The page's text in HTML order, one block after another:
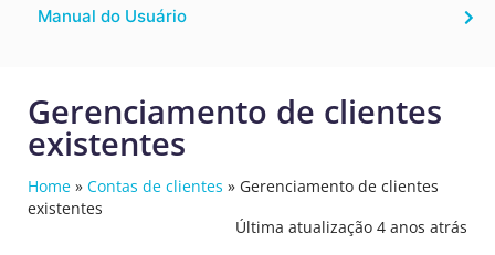
Manual do Usuário
Gerenciamento de clientes
existentes
Home » Contas de clientes » Gerenciamento de clientes
existentes
Última atualização 4 anos atrás